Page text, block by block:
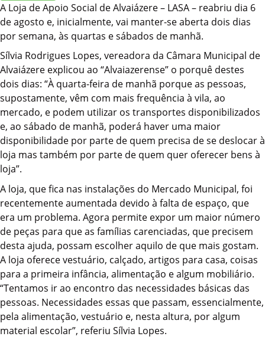
A Loja de Apoio Social de Alvaiázere – LASA – reabriu dia 6
de agosto e, inicialmente, vai manter-se aberta dois dias
por semana, às quartas e sábados de manhã.
Sílvia Rodrigues Lopes, vereadora da Câmara Municipal de
Alvaiázere explicou ao “Alvaiazerense” o porquê destes
dois dias: “À quarta-feira de manhã porque as pessoas,
supostamente, vêm com mais frequência à vila, ao
mercado, e podem utilizar os transportes disponibilizados
e, ao sábado de manhã, poderá haver uma maior
disponibilidade por parte de quem precisa de se deslocar à
loja mas também por parte de quem quer oferecer bens à
loja”.
A loja, que fica nas instalações do Mercado Municipal, foi
recentemente aumentada devido à falta de espaço, que
era um problema. Agora permite expor um maior número
de peças para que as famílias carenciadas, que precisem
desta ajuda, possam escolher aquilo de que mais gostam.
A loja oferece vestuário, calçado, artigos para casa, coisas
para a primeira infância, alimentação e algum mobiliário.
“Tentamos ir ao encontro das necessidades básicas das
pessoas. Necessidades essas que passam, essencialmente,
pela alimentação, vestuário e, nesta altura, por algum
material escolar”, referiu Sílvia Lopes.